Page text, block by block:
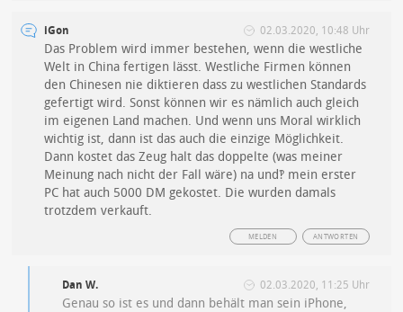
iGon 02.03.2020, 10:48 Uhr
Das Problem wird immer bestehen, wenn die westliche
Welt in China fertigen lässt. Westliche Firmen können
den Chinesen nie diktieren dass zu westlichen Standards
gefertigt wird. Sonst können wir es nämlich auch gleich
im eigenen Land machen. Und wenn uns Moral wirklich
wichtig ist, dann ist das auch die einzige Möglichkeit.
Dann kostet das Zeug halt das doppelte (was meiner
Meinung nach nicht der Fall wäre) na und‽ mein erster
PC hat auch 5000 DM gekostet. Die wurden damals
trotzdem verkauft.
ANTWORTEN
MELDEN
Dan W. 02.03.2020, 11:25 Uhr
Genau so ist es und dann behält man sein iPhone,